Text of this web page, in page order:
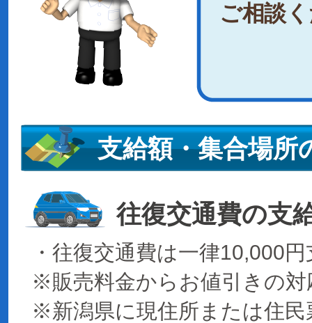
ご相談
支給額・集合場所
往復交通費の支
・往復交通費は一律10,000
※販売料金からお値引きの
※新潟県に現住所または住